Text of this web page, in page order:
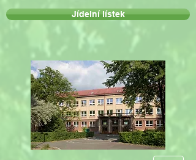
Jídelní lístek